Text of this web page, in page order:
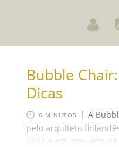
Bubble
Dicas
6 MINUTOS
A
pelo arquiteto
1932 e estudou arte